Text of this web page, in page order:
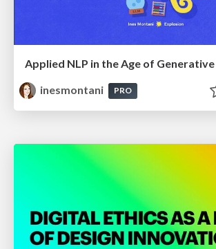
Applied NLP in the Age of Generative
inesmontani
PRO